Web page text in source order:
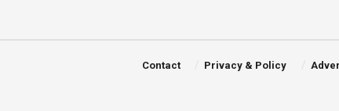
Privacy & Policy
Contact